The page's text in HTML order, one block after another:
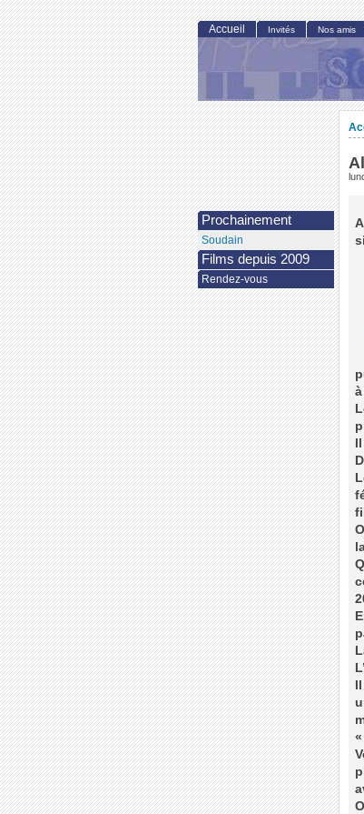
Accueil Invités Nos amis
Prochainement
Soudain
Films depuis 2009
Rendez-vous